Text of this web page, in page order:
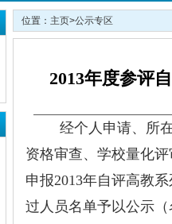
位置： 主页>公示专区
2013年度参评
经个人申请、所
资格审查、学校量化评
申报2013年自评高教
过人员名单予以公示